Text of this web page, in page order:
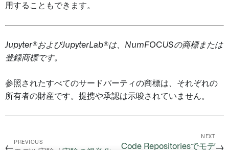
用することもできます。
Jupyter®およびJupyterLab®は、NumFOCUSの商標または
登録商標です。
参照されたすべてのサードパーティの商標は、それぞれの
所有者の財産です。提携や承認は示唆されていません。
PREVIOUS
NEXT
Code Repositoriesでモデ